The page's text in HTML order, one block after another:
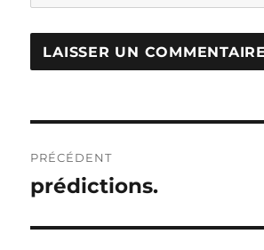
de
PRÉCÉDENT
Publication
prédictions.